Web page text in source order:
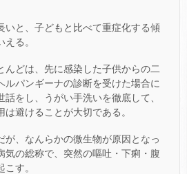
いと、子どもと比べて重症化する傾
る。
んどは、先に感染した子供からの二
ルパンギーナの診断を受けた場合に
をし、うがい手洗いを徹底して、
避けることが大切である。
が、なんらかの微生物が原因となっ
気の総称で、突然の嘔吐・下痢・腹
す。